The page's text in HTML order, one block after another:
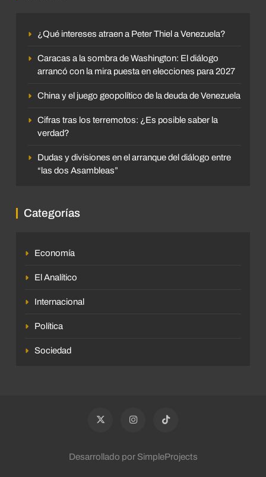
¿Qué intereses atraen a Peter Thiel a Venezuela?
Caracas a la sombra de Washington: El diálogo
arrancó con la mira puesta en elecciones para 2027
China y el juego geopolítico de la deuda de Venezuela
Cifras tras los terremotos: ¿Es posible saber la
verdad?
Dudas y divisiones en el arranque del diálogo entre
“las dos Asambleas”
Categorías
Economía
El Analítico
Internacional
Política
Sociedad
Desarrollado por SimpleProjects